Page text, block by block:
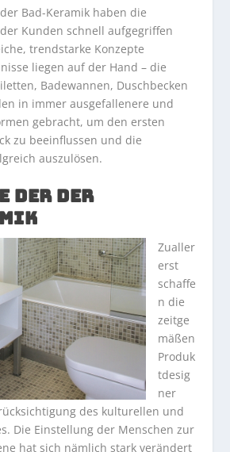
Bad-Keramik haben die
Kunden schnell aufgegriffen
trendstarke Konzepte
liegen auf der Hand – die
Badewannen, Duschbecken
in immer ausgefallenere und
gebracht, um den ersten
zu beeinflussen und die
auszulösen.
DER DER
Zualler
erst
schaffe
n die
zeitge
mäßen
Produk
tdesig
ner
des kulturellen und
Die Einstellung der Menschen zur
hat sich nämlich stark verändert